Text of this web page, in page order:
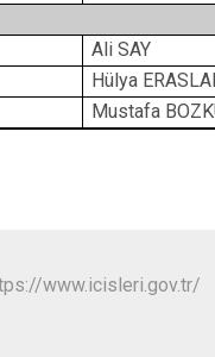
Ali SAY
Hülya
Mustafa